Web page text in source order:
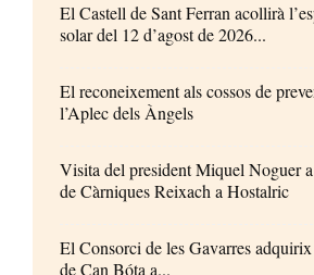
El Castell de Sant Ferran acollirà
solar del 12 d’agost de 2026...
El reconeixement als cossos de
l’Aplec dels Àngels
Visita del president Miquel Noguer a
de Càrniques Reixach a Hostalric
El Consorci de les Gavarres
de Can Bóta a...